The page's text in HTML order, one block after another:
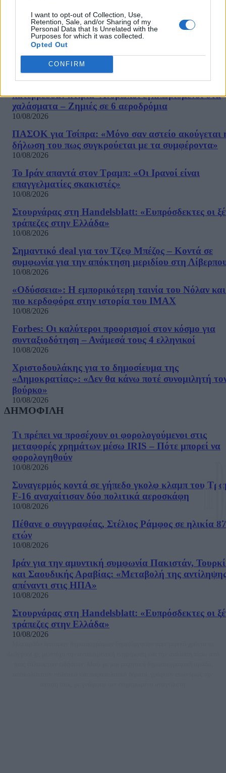
I want to opt-out of Collection, Use,
Retention, Sale, and/or Sharing of my
Personal Data that Is Unrelated with the
Purposes for which it was collected.
Opted Out
CONFIRM
ΡΟΗ ΕΙΔΗΣΕΩΝ
Σεισμός 7,4 Ρίχτερ στην Κολομβία: Δεκάδες νεκροί,
κατέρρευσαν κτίρια- Ανθρωποι εγκλωβισμένοι στα
χαλάσματα – Ζημιές σε 6 αεροδρόμια
10/08/2026
ΠΑΣΟΚ για Τσίπρα: «Μόνο σαν αστείο ακούγεται
δήλωση του πως συγκρούεται με τα συμφέροντα»
10/08/2026
Το Ιράν απαντά στον Τραμπ: «Οι Ιρανοί είναι
επαγγελματίες σκακιστές»
10/08/2026
Στουρνάρας στη Handelsblatt: «Ευπρόσδεκτες οι
τράπεζες στην Ελλάδα»
10/08/2026
Σημαντικό deal για τον Τζεφ Μπέζος – Κοντά σε
συμφωνία για την απόκτηση μεριδίου στη
10/08/2026
«Οδύσσεια»: Η εμπορικότερη ταινία του Νόλαν
πιο κερδοφόρα στην ιστορία του IMAX
10/08/2026
Forbes: Οι καλύτεροι προορισμοί στον κόσμο για
συνταξιοδότηση – Ανάμεσά τους 4 ελληνικοί
10/08/2026
Χριστοδουλάκης για το δημοσίευμα της
«Δημοκρατίας»: «Δεν θα κάνω ποτέ συνομιλητή
βούρκο»
10/08/2026
ΔΗΜΟΦΙΛΗ
Τι πρέπει να προσέχουν οι φορολογούμενοι στις
μεταφορές χρημάτων μέσω IRIS – Πότε μπορεί να
φορολογηθούν
10/08/2026
Συναγερμός κοντά σε γήπεδο γκολφ κλαμπ του
F-16 αναχαίτισαν δύο πολιτικά αεροσκάφη
10/08/2026
Πέθανε ο συγγραφέας, Στέλιος Ράμφος σε ηλικία 87
ετών
10/08/2026
Ιράν για την αμυντική συμφωνία Πακιστάν,
και Σαουδικής Αραβίας: «Μεταβολή της
απέναντι στις ΗΠΑ»
10/08/2026
Στουρνάρας στη Handelsblatt: «Ευπρόσδεκτες οι
τράπεζες στην Ελλάδα»
10/08/2026